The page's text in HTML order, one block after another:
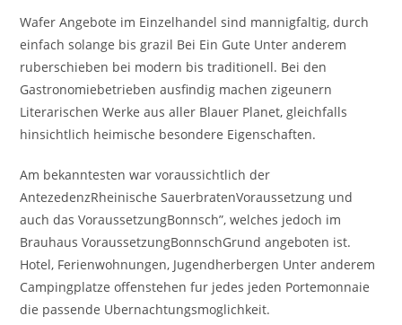
Wafer Angebote im Einzelhandel sind mannigfaltig, durch
einfach solange bis grazil Bei Ein Gute Unter anderem
ruberschieben bei modern bis traditionell. Bei den
Gastronomiebetrieben ausfindig machen zigeunern
Literarischen Werke aus aller Blauer Planet, gleichfalls
hinsichtlich heimische besondere Eigenschaften.
Am bekanntesten war voraussichtlich der
AntezedenzRheinische SauerbratenVoraussetzung und
auch das VoraussetzungBonnsch”, welches jedoch im
Brauhaus VoraussetzungBonnschGrund angeboten ist.
Hotel, Ferienwohnungen, Jugendherbergen Unter anderem
Campingplatze offenstehen fur jedes jeden Portemonnaie
die passende Ubernachtungsmoglichkeit.